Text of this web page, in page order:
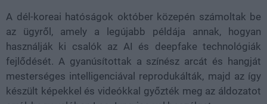
A dél-koreai hatóságok október közepén számoltak be
az ügyről, amely a legújabb példája annak, hogyan
használják ki csalók az AI és deepfake technológiák
fejlődését. A gyanúsítottak a színész arcát és hangját
mesterséges intelligenciával reprodukálták, majd az így
készült képekkel és videókkal győzték meg az áldozatot